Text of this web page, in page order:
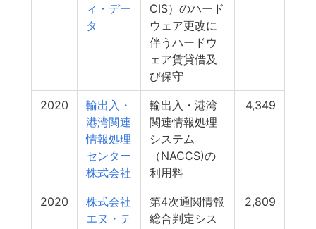
ィ・デー
タ
CIS）のハード
ウェア更改に
伴うハードウ
ェア賃貸借及
び保守
2020
輸出入・
港湾関連
情報処理
センター
株式会社
輸出入・港湾
関連情報処理
システム
（NACCS)の
利用料
4,349
2020
株式会社
エヌ・テ
第4次通関情報
総合判定シス
2,809